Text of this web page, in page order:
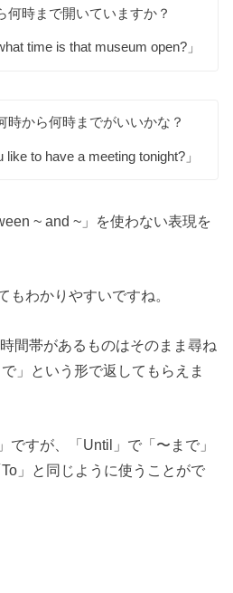
何時まで開いていますか？
time is that museum open?」
時から何時までがいいかな？
like to have a meeting tonight?」
~ and ~」を使わない表現を
もわかりやすいですね。
間帯があるものはそのまま尋ね
」という形で返してもらえま
ですが、「Until」で「〜まで」
」と同じように使うことがで